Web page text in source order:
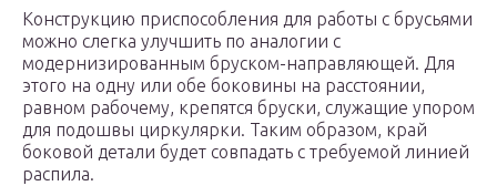
Конструкцию приспособления для работы с брусьями
можно слегка улучшить по аналогии с
модернизированным бруском-направляющей. Для
этого на одну или обе боковины на расстоянии,
равном рабочему, крепятся бруски, служащие упором
для подошвы циркулярки. Таким образом, край
боковой детали будет совпадать с требуемой линией
распила.